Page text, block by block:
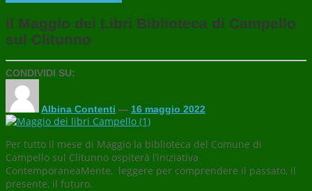
Il Maggio dei Libri Biblioteca di Campello
sul Clitunno
CONDIVIDI SU:
Albina Contenti — 16 maggio 2022
Per tutto il mese di Maggio la biblioteca del Comune di
Campello sul Clitunno ospiterà l’iniziativa
ContemporaneaMente, leggere per comprendere il passato, il
presente, il futuro.